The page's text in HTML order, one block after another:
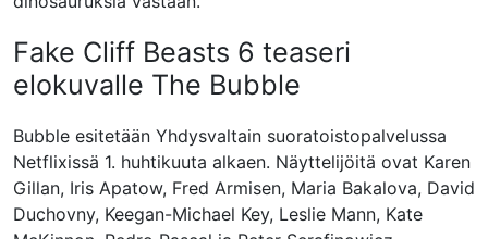
Fake Cliff Beasts 6 teaseri
elokuvalle The Bubble
Bubble esitetään Yhdysvaltain suoratoistopalvelussa
Netflixissä 1. huhtikuuta alkaen. Näyttelijöitä ovat Karen
Gillan, Iris Apatow, Fred Armisen, Maria Bakalova, David
Duchovny, Keegan-Michael Key, Leslie Mann, Kate